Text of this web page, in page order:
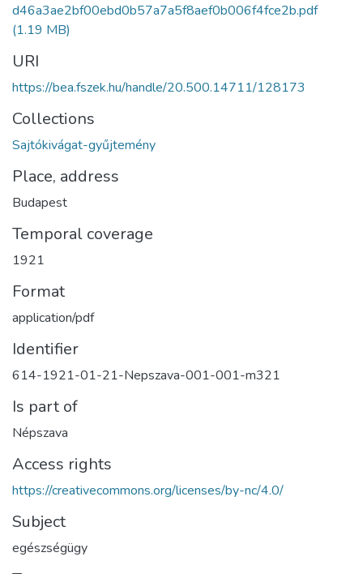
d46a3ae2bf00ebd0b57a7a5f8aef0b006f4fce2b.pdf
(1.19 MB)
URI
https://bea.fszek.hu/handle/20.500.14711/128173
Collections
Sajtókivágat-gyűjtemény
Place, address
Budapest
Temporal coverage
1921
Format
application/pdf
Identifier
614-1921-01-21-Nepszava-001-001-m321
Is part of
Népszava
Access rights
https://creativecommons.org/licenses/by-nc/4.0/
Subject
egészségügy